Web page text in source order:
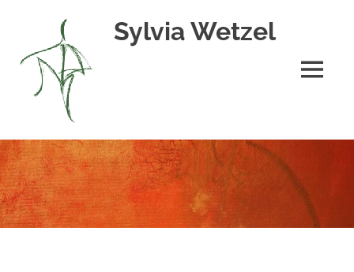
springen
Sylvia Wetzel
Meditation
Buddhismus
MENÜ